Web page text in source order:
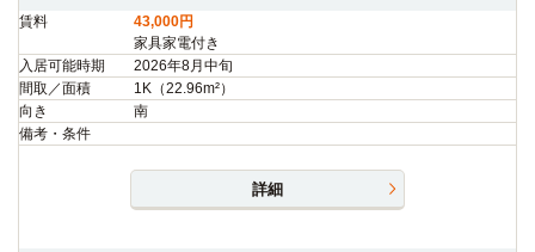
賃料
43,000円
家具家電付き
入居可能時期
2026年8月中旬
間取／面積
1K（22.96m²）
向き
南
備考・条件
詳細